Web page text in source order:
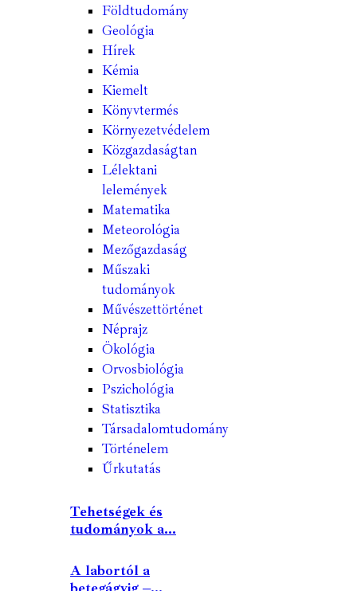
Földtudomány
Geológia
Hírek
Kémia
Kiemelt
Könyvtermés
Környezetvédelem
Közgazdaságtan
Lélektani
lelemények
Matematika
Meteorológia
Mezőgazdaság
Műszaki
tudományok
Művészettörténet
Néprajz
Ökológia
Orvosbiológia
Pszichológia
Statisztika
Társadalomtudomány
Történelem
Űrkutatás
Tehetségek és
tudományok a...
A labortól a